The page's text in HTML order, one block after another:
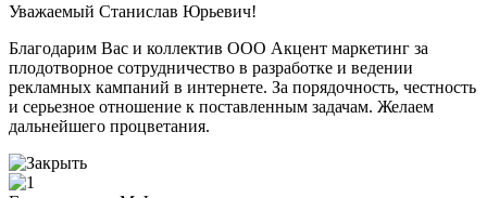
Уважаемый Станислав Юрьевич!
Благодарим Вас и коллектив ООО Акцент маркетинг за
плодотворное сотрудничество в разработке и ведении
рекламных кампаний в интернете. За порядочность, честность
и серьезное отношение к поставленным задачам. Желаем
дальнейшего процветания.